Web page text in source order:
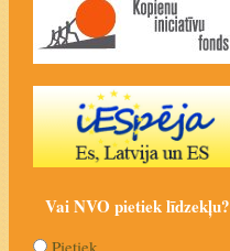
Vai NVO pietiek līdzekļu?